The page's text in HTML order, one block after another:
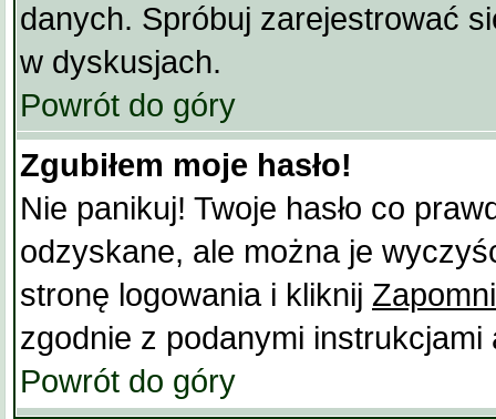
danych. Spróbuj zarejestrować
w dyskusjach.
Powrót do góry
Zgubiłem moje hasło!
Nie panikuj! Twoje hasło co
odzyskane, ale można je
stronę logowania i kliknij
zgodnie z podanymi
Powrót do góry